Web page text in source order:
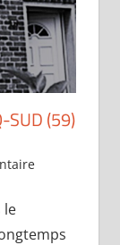
SUD (59)
le